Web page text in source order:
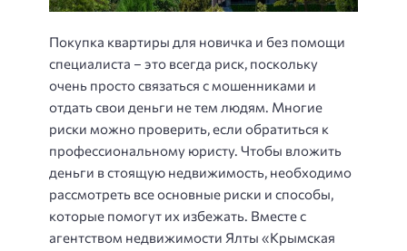
Покупка квартиры для новичка и без помощи
специалиста – это всегда риск, поскольку
очень просто связаться с мошенниками и
отдать свои деньги не тем людям. Многие
риски можно проверить, если обратиться к
профессиональному юристу. Чтобы вложить
деньги в стоящую недвижимость, необходимо
рассмотреть все основные риски и способы,
которые помогут их избежать. Вместе с
агентством недвижимости Ялты «Крымская